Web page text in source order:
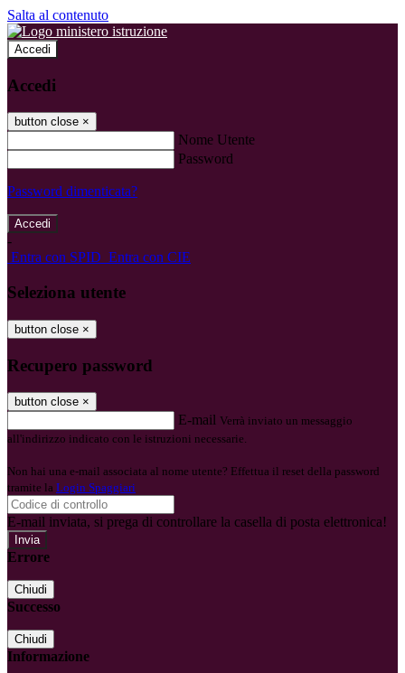
Salta al contenuto
Accedi
Accedi
button close ×
Nome Utente
Password
Password dimenticata?
-
Entra con SPID Entra con CIE
Seleziona utente
button close ×
Recupero password
button close ×
E-mail Verrà inviato un messaggio
all'indirizzo indicato con le istruzioni necessarie.
Non hai una e-mail associata al nome utente? Effettua il reset della password
tramite la Login Spaggiari
E-mail inviata, si prega di controllare la casella di posta elettronica!
Errore
Chiudi
Successo
Chiudi
Informazione